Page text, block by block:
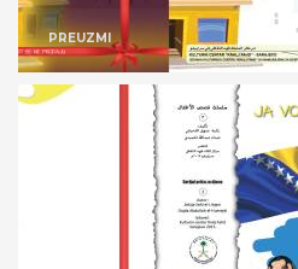
PREUZMI